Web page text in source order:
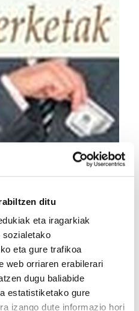
ditu
eta iragarkiak
sozialetako
eta gure trafikoa
web orriaren erabilerari
dugu baliabide
estatistiketako gure
izango dute informazio hori